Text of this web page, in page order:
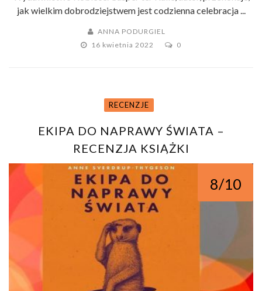
jak wielkim dobrodziejstwem jest codzienna celebracja ...
ANNA PODURGIEL
16 kwietnia 2022
0
RECENZJE
EKIPA DO NAPRAWY ŚWIATA –
RECENZJA KSIĄŻKI
8/10